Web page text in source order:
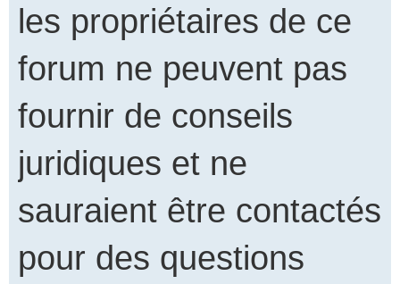
les propriétaires de ce
forum ne peuvent pas
fournir de conseils
juridiques et ne
sauraient être contactés
pour des questions